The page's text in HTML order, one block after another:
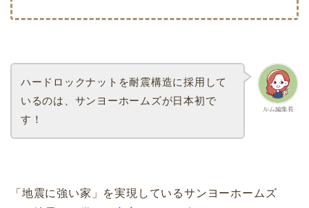
ルム編集長
ハードロックナットを耐震構造に採用して
いるのは、サンヨーホームズが日本初で
す！
「地震に強い家」を実現しているサンヨーホームズ